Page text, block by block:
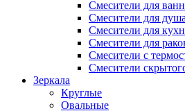
Смесители для
Смесители для душа
Смесители для
Смесители для
Смесители с
Смесители
Зеркала
Круглые
Овальные